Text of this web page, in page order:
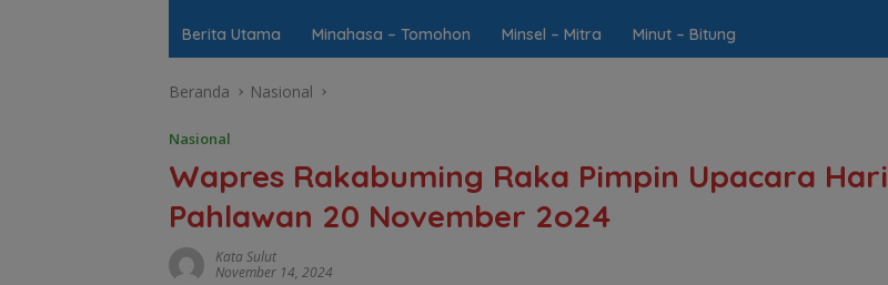
Berita Utama Minahasa – Tomohon Minsel – Mitra Minut – Bitung
Beranda Nasional
Nasional
Wapres Rakabuming Raka Pimpin Upacara Hari
Pahlawan 20 November 2o24
Kata Sulut
November 14, 2024